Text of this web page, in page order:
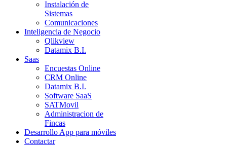
Instalación de
Sistemas
Comunicaciones
Inteligencia de Negocio
Qlikview
Datamix B.I.
Saas
Encuestas Online
CRM Online
Datamix B.I.
Software SaaS
SATMovil
Administracion de
Fincas
Desarrollo App para móviles
Contactar